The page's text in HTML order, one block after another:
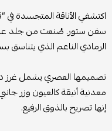
اكتشفي الأناقة المتجسدة
سفن ستور. صُنعت من جلد عالي
الرمادي الناعم الذي يتناسق
تصميمها العصري يشمل غرز
معدنية أنيقة كالعيون وزر
إنها تصريح بالذوق الرفيع.